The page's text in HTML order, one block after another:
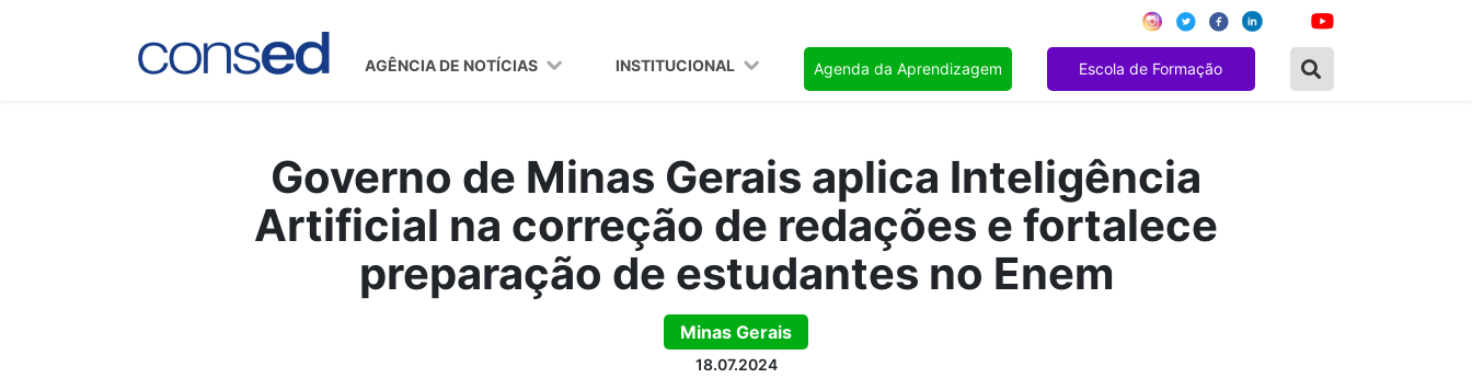
AGÊNCIA DE NOTÍCIAS INSTITUCIONAL Agenda da Aprendizagem Escola de Formação
Governo de Minas Gerais aplica Inteligência
Artificial na correção de redações e fortalece
preparação de estudantes no Enem
Minas Gerais
18.07.2024